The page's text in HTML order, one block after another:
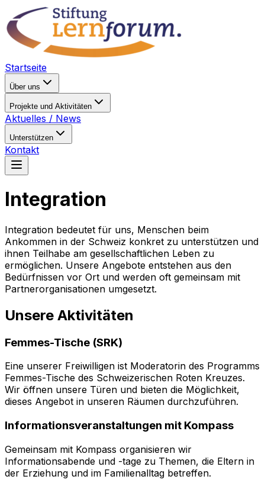
Startseite
Über uns
Projekte und Aktivitäten
Aktuelles / News
Unterstützen
Kontakt
Integration
Integration bedeutet für uns, Menschen beim
Ankommen in der Schweiz konkret zu unterstützen und
ihnen Teilhabe am gesellschaftlichen Leben zu
ermöglichen. Unsere Angebote entstehen aus den
Bedürfnissen vor Ort und werden oft gemeinsam mit
Partnerorganisationen umgesetzt.
Unsere Aktivitäten
Femmes-Tische (SRK)
Eine unserer Freiwilligen ist Moderatorin des Programms
Femmes-Tische des Schweizerischen Roten Kreuzes.
Wir öffnen unsere Türen und bieten die Möglichkeit,
dieses Angebot in unseren Räumen durchzuführen.
Informationsveranstaltungen mit Kompass
Gemeinsam mit Kompass organisieren wir
Informationsabende und -tage zu Themen, die Eltern in
der Erziehung und im Familienalltag betreffen.